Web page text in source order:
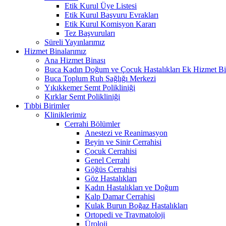
Etik Kurul Üye Listesi
Etik Kurul Başvuru Evrakları
Etik Kurul Komisyon Kararı
Tez Başvuruları
Süreli Yayınlarımız
Hizmet Binalarımız
Ana Hizmet Binası
Buca Kadın Doğum ve Çocuk Hastalıkları Ek Hizmet
Buca Toplum Ruh Sağlığı Merkezi
Yıkıkkemer Semt Polikliniği
Kırklar Semt Polikliniği
Tıbbi Birimler
Kliniklerimiz
Cerrahi Bölümler
Anestezi ve Reanimasyon
Beyin ve Sinir Cerrahisi
Çocuk Cerrahisi
Genel Cerrahi
Göğüs Cerrahisi
Göz Hastalıkları
Kadın Hastalıkları ve Doğum
Kalp Damar Cerrahisi
Kulak Burun Boğaz Hastalıkları
Ortopedi ve Travmatoloji
Üroloji